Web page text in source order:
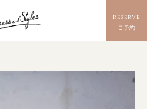
reserve
ご予約